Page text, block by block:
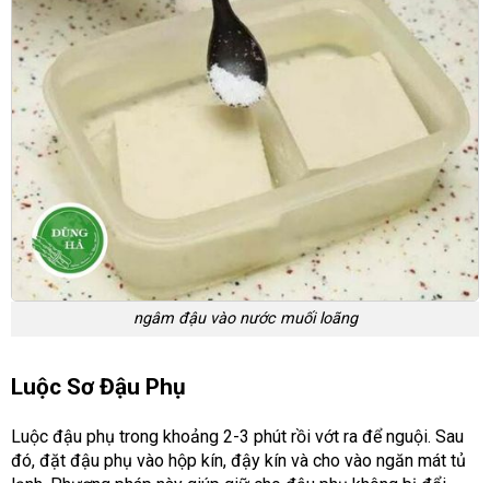
ngâm đậu vào nước muối loãng
Luộc Sơ Đậu Phụ
Luộc đậu phụ trong khoảng 2-3 phút rồi vớt ra để nguội. Sau
đó, đặt đậu phụ vào hộp kín, đậy kín và cho vào ngăn mát tủ